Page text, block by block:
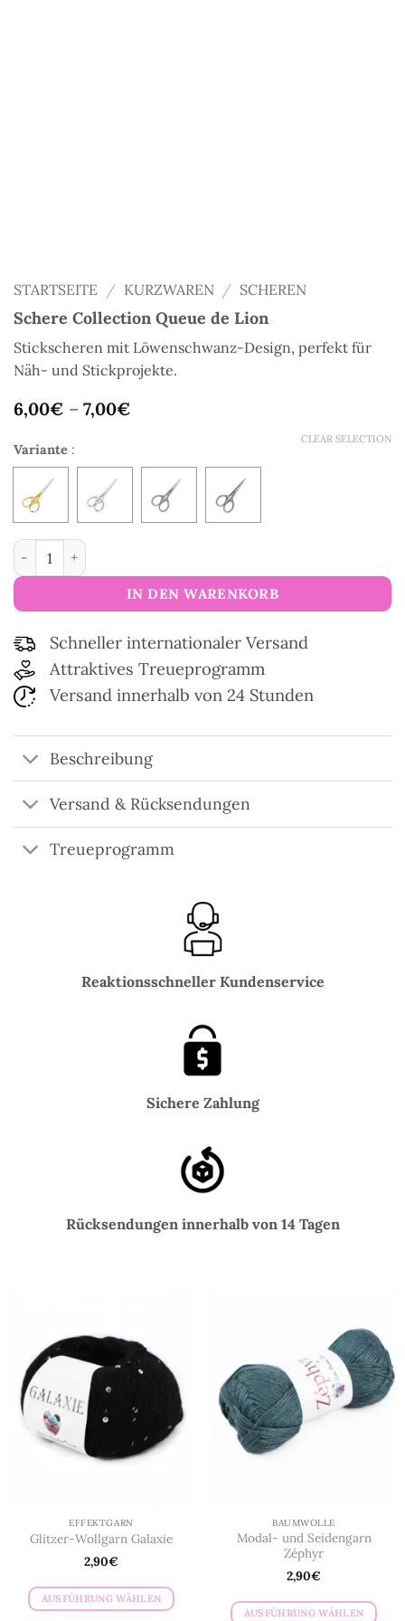
STARTSEITE / KURZWAREN / SCHEREN
Schere Collection Queue de Lion
Stickscheren mit Löwenschwanz-Design, perfekt für
Näh- und Stickprojekte.
6,00€ – 7,00€
Variante :
CLEAR SELECTION
Schere Collection Queue de Lion Menge
IN DEN WARENKORB
Schneller internationaler Versand
Attraktives Treueprogramm
Versand innerhalb von 24 Stunden
Beschreibung
Versand & Rücksendungen
Treueprogramm
Reaktionsschneller Kundenservice
Sichere Zahlung
Rücksendungen innerhalb von 14 Tagen
EFFEKTGARN
Glitzer-Wollgarn Galaxie
2,90€
AUSFÜHRUNG WÄHLEN
BAUMWOLLE
Modal- und Seidengarn
Zéphyr
2,90€
AUSFÜHRUNG WÄHLEN